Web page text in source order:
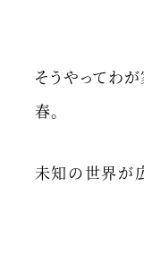
そうやってわ
春。
未知の世界が